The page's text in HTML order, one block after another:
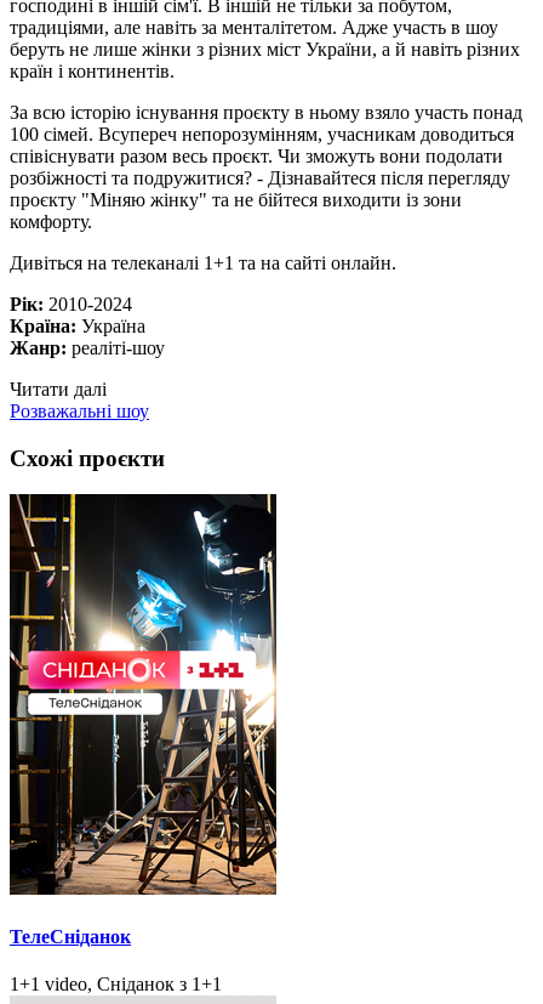
господині в іншій сім'ї. В іншій не тільки за побутом,
традиціями, але навіть за менталітетом. Адже участь в шоу
беруть не лише жінки з різних міст України, а й навіть різних
країн і континентів.
За всю історію існування проєкту в ньому взяло участь понад
100 сімей. Всупереч непорозумінням, учасникам доводиться
співіснувати разом весь проєкт. Чи зможуть вони подолати
розбіжності та подружитися? - Дізнавайтеся після перегляду
проєкту "Міняю жінку" та не бійтеся виходити із зони
комфорту.
Дивіться на телеканалі 1+1 та на сайті онлайн.
Рік: 2010-2024
Країна: Україна
Жанр: реаліті-шоу
Читати далі
Розважальні шоу
Схожі проєкти
ТелеСніданок
1+1 video, Сніданок з 1+1